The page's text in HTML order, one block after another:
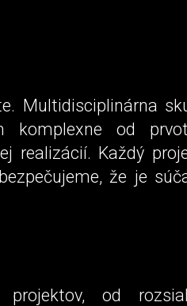
Multidisciplinárna
komplexne od
realizácií. Každý
že je
od